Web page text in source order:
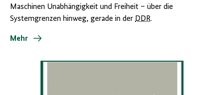
Maschinen Unabhängigkeit und Freiheit – über die
Systemgrenzen hinweg, gerade in der DDR.
Mehr